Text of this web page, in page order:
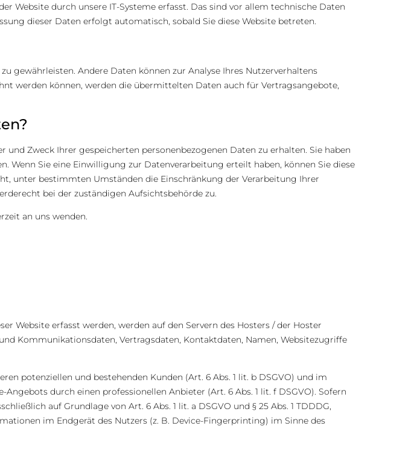
Website durch unsere IT-Systeme erfasst. Das sind vor allem technische Daten
dieser Daten erfolgt automatisch, sobald Sie diese Website betreten.
gewährleisten. Andere Daten können zur Analyse Ihres Nutzerverhaltens
werden können, werden die übermittelten Daten auch für Vertragsangebote,
Zweck Ihrer gespeicherten personenbezogenen Daten zu erhalten. Sie haben
Wenn Sie eine Einwilligung zur Datenverarbeitung erteilt haben, können Sie diese
unter bestimmten Umständen die Einschränkung der Verarbeitung Ihrer
bei der zuständigen Aufsichtsbehörde zu.
an uns wenden.
Website erfasst werden, werden auf den Servern des Hosters / der Hoster
Kommunikationsdaten, Vertragsdaten, Kontaktdaten, Namen, Websitezugriffe
potenziellen und bestehenden Kunden (Art. 6 Abs. 1 lit. b DSGVO) und im
durch einen professionellen Anbieter (Art. 6 Abs. 1 lit. f DSGVO). Sofern
auf Grundlage von Art. 6 Abs. 1 lit. a DSGVO und § 25 Abs. 1 TDDDG,
im Endgerät des Nutzers (z. B. Device-Fingerprinting) im Sinne des